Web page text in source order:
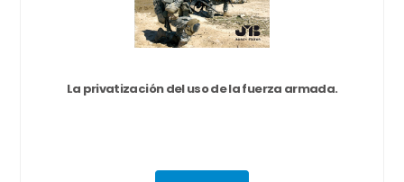
La privatización del uso de la fuerza armada.